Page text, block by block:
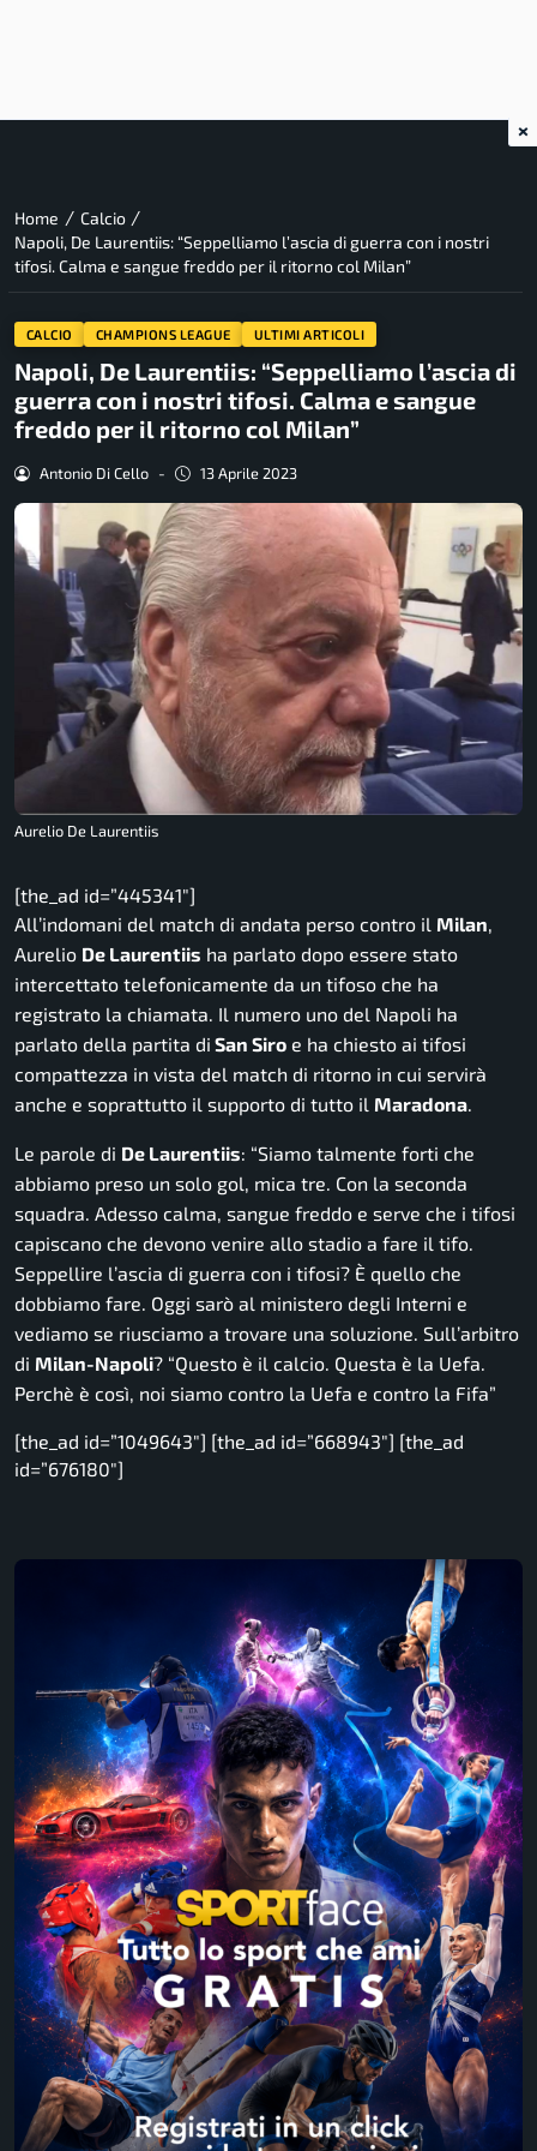
Home / Calcio /
Napoli, De Laurentiis: “Seppelliamo l’ascia di guerra con i nostri
tifosi. Calma e sangue freddo per il ritorno col Milan”
CALCIO CHAMPIONS LEAGUE ULTIMI ARTICOLI
Napoli, De Laurentiis: “Seppelliamo l’ascia di
guerra con i nostri tifosi. Calma e sangue
freddo per il ritorno col Milan”
Antonio Di Cello - 13 Aprile 2023
Aurelio De Laurentiis
[the_ad id=”445341″]
All’indomani del match di andata perso contro il Milan,
Aurelio De Laurentiis ha parlato dopo essere stato
intercettato telefonicamente da un tifoso che ha
registrato la chiamata. Il numero uno del Napoli ha
parlato della partita di San Siro e ha chiesto ai tifosi
compattezza in vista del match di ritorno in cui servirà
anche e soprattutto il supporto di tutto il Maradona.
Le parole di De Laurentiis: “Siamo talmente forti che
abbiamo preso un solo gol, mica tre. Con la seconda
squadra. Adesso calma, sangue freddo e serve che i tifosi
capiscano che devono venire allo stadio a fare il tifo.
Seppellire l’ascia di guerra con i tifosi? È quello che
dobbiamo fare. Oggi sarò al ministero degli Interni e
vediamo se riusciamo a trovare una soluzione. Sull’arbitro
di Milan-Napoli? “Questo è il calcio. Questa è la Uefa.
Perchè è così, noi siamo contro la Uefa e contro la Fifa”
[the_ad id=”1049643″] [the_ad id=”668943″] [the_ad
id=”676180″]
×